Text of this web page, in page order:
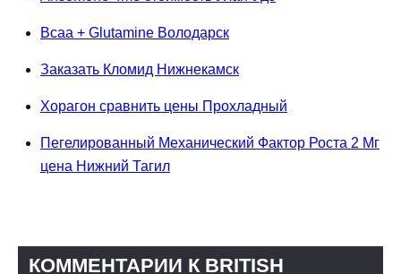
Bcaa + Glutamine Володарск
Заказать Кломид Нижнекамск
Хорагон сравнить цены Прохладный
Пегелированный Механический Фактор Роста 2 Мг
цена Нижний Тагил
КОММЕНТАРИИ К BRITISH